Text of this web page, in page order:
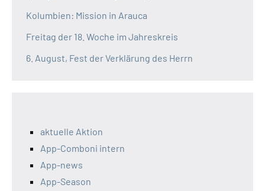
Kolumbien: Mission in Arauca
Freitag der 18. Woche im Jahreskreis
6. August, Fest der Verklärung des Herrn
aktuelle Aktion
App-Comboni intern
App-news
App-Season